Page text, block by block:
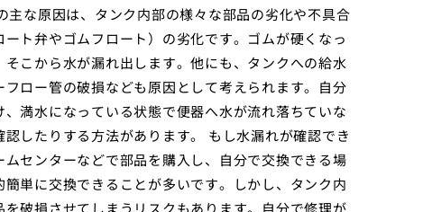
な原因は、タンク内部の様々な部品の劣化や不具合
ト弁やゴムフロート）の劣化です。ゴムが硬くなっ
こから水が漏れ出します。他にも、タンクへの給水
ロー管の破損なども原因として考えられます。自分
満水になっている状態で便器へ水が流れ落ちていな
したりする方法があります。 もし水漏れが確認でき
センターなどで部品を購入し、自分で交換できる場
単に交換できることが多いです。しかし、タンク内
破損させてしまうリスクもあります。自分で修理が